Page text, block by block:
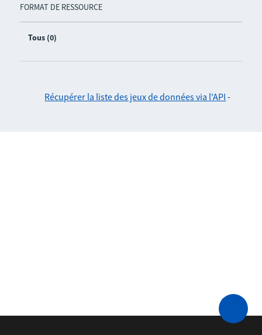
FORMAT DE RESSOURCE
Tous (0)
Récupérer la liste des jeux de données via l'API -